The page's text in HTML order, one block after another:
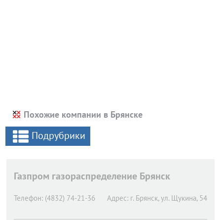
Похожие компании в Брянске
Подрубрики
Газпром газораспределение Брянск
Телефон: (4832) 74-21-36 Адрес: г. Брянск, ул. Щукина, 54